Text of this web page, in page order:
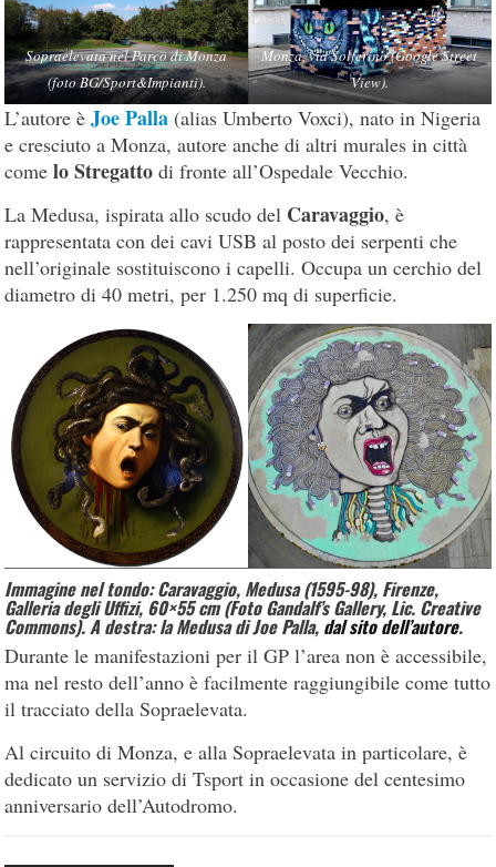
Sopraelevata nelParco di Monza
(foto BG/Sport&Impianti).
Monza, via Solferino (Google Street
View).
L’autore èJoe Palla (alias Umberto Voxci), nato in Nigeria
e cresciuto a Monza, autore anche di altri murales in città
comelo Stregatto di fronte all’Ospedale Vecchio.
La Medusa, ispirata allo scudo del Caravaggio, è
rappresentata con dei cavi USB al posto dei serpenti che
nell’originale sostituiscono i capelli. Occupa un cerchio del
diametro di 40 metri, per 1.250 mq di superficie.
Immagine nel tondo: Caravaggio, Medusa (1595-98), Firenze,
Galleria degli Uffizi, 60×55 cm (Foto Gandalf’s Gallery, Lic. Creative
Commons). A destra: la Medusa di Joe Palla, dal sito dell’autore.
Durante le manifestazioni per il GP l’area non è accessibile,
ma nel resto dell’anno è facilmente raggiungibile come tutto
il tracciato della Sopraelevata.
Al circuito di Monza, e alla Sopraelevata in particolare, è
dedicato un servizio di Tsport in occasione del centesimo
anniversario dell’Autodromo.